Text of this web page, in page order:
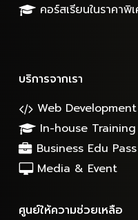
คอร์สเรียนในราคาพิ
บริการจากเรา
Web Development
In-house Training
Business Edu
Media & Event
ศูนย์ให้ความช่วยเหลือ